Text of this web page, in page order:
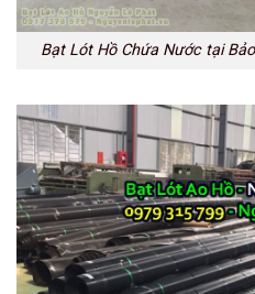
Bạt Lót Hồ Chứa Nước tại